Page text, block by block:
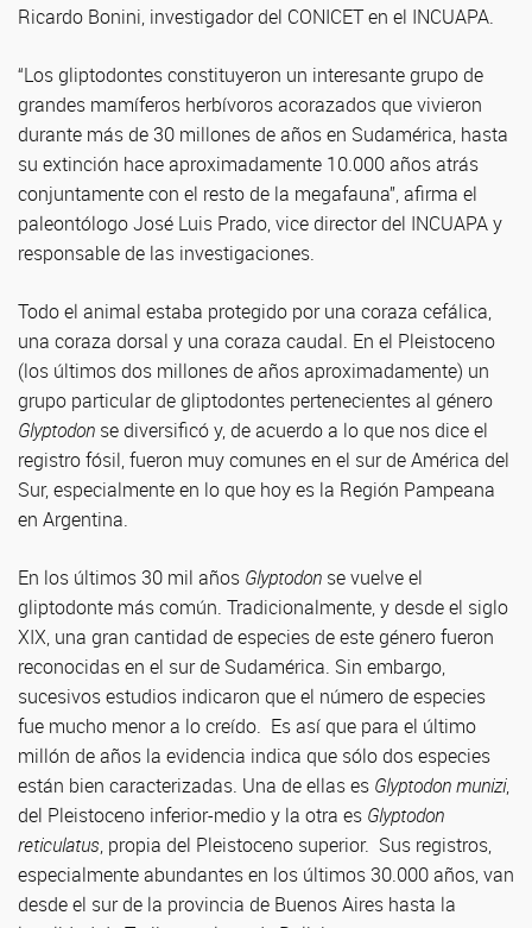
Ricardo Bonini, investigador del CONICET en el INCUAPA.
“Los gliptodontes constituyeron un interesante grupo de
grandes mamíferos herbívoros acorazados que vivieron
durante más de 30 millones de años en Sudamérica, hasta
su extinción hace aproximadamente 10.000 años atrás
conjuntamente con el resto de la megafauna”, afirma el
paleontólogo José Luis Prado, vice director del INCUAPA y
responsable de las investigaciones.
Todo el animal estaba protegido por una coraza cefálica,
una coraza dorsal y una coraza caudal. En el Pleistoceno
(los últimos dos millones de años aproximadamente) un
grupo particular de gliptodontes pertenecientes al género
Glyptodon se diversificó y, de acuerdo a lo que nos dice el
registro fósil, fueron muy comunes en el sur de América del
Sur, especialmente en lo que hoy es la Región Pampeana
en Argentina.
En los últimos 30 mil años Glyptodon se vuelve el
gliptodonte más común. Tradicionalmente, y desde el siglo
XIX, una gran cantidad de especies de este género fueron
reconocidas en el sur de Sudamérica. Sin embargo,
sucesivos estudios indicaron que el número de especies
fue mucho menor a lo creído. Es así que para el último
millón de años la evidencia indica que sólo dos especies
están bien caracterizadas. Una de ellas es Glyptodon munizi,
del Pleistoceno inferior-medio y la otra es Glyptodon
reticulatus, propia del Pleistoceno superior. Sus registros,
especialmente abundantes en los últimos 30.000 años, van
desde el sur de la provincia de Buenos Aires hasta la